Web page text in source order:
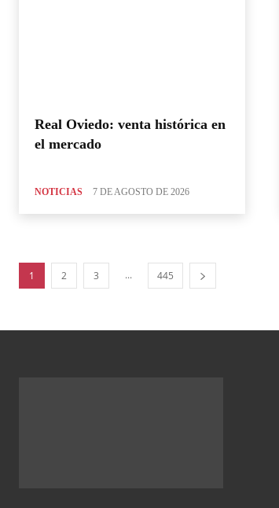
Real Oviedo: venta histórica en
el mercado
NOTICIAS 7 DE AGOSTO DE 2026
1 2 3 ... 445